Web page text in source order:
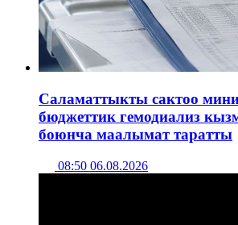
Саламаттыкты сактоо
бюджеттик гемодиализ
боюнча маалымат таратты
08:50 06.08.2026